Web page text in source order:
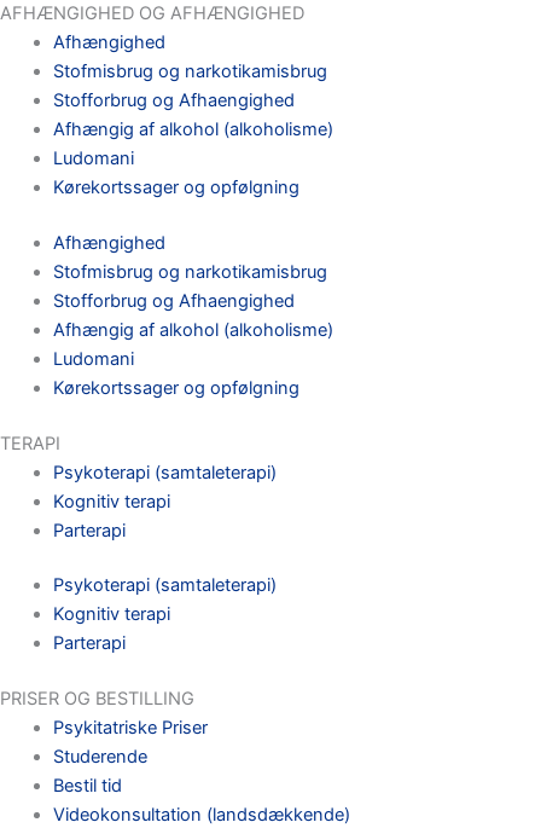
AFHÆNGIGHED OG AFHÆNGIGHED
Afhængighed
Stofmisbrug og narkotikamisbrug
Stofforbrug og Afhaengighed
Afhængig af alkohol (alkoholisme)
Ludomani
Kørekortssager og opfølgning
Afhængighed
Stofmisbrug og narkotikamisbrug
Stofforbrug og Afhaengighed
Afhængig af alkohol (alkoholisme)
Ludomani
Kørekortssager og opfølgning
TERAPI
Psykoterapi (samtaleterapi)
Kognitiv terapi
Parterapi
Psykoterapi (samtaleterapi)
Kognitiv terapi
Parterapi
PRISER OG BESTILLING
Psykitatriske Priser
Studerende
Bestil tid
Videokonsultation (landsdækkende)